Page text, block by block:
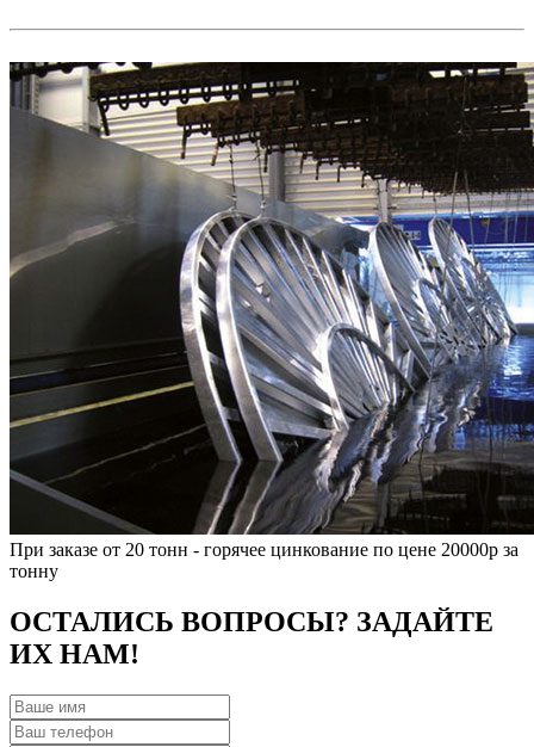
При заказе от 20 тонн - горячее цинкование по цене 20000р за
тонну
ОСТАЛИСЬ ВОПРОСЫ? ЗАДАЙТЕ
ИХ НАМ!